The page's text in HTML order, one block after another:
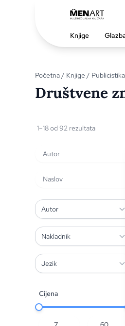
Knjige
Početna/ Knjige / Publicistika
Društvene
1–18 od 92 rezultata
Autor
Nakladnik
Jezik
Cijena